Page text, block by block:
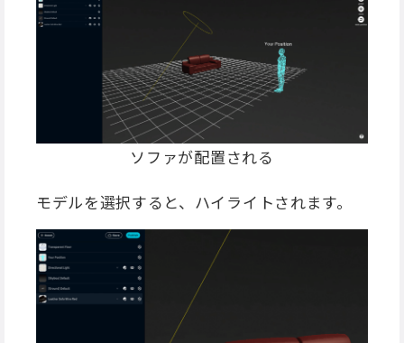
ソファが配置される
モデルを選択すると、ハイライトされます。